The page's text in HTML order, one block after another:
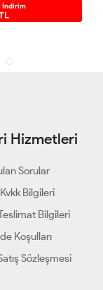
İndirim
Hizmetleri
Sorular
Bilgileri
Bilgileri
Koşulları
Sözleşmesi